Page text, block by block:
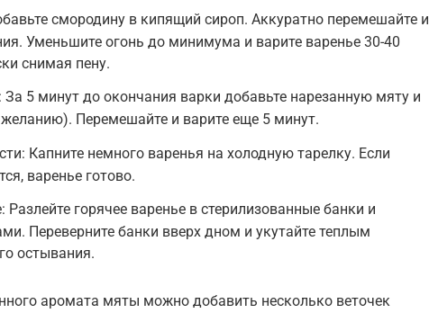
смородину в кипящий сироп. Аккуратно перемешайте и
Уменьшите огонь до минимума и варите варенье 30-40
снимая пену.
5 минут до окончания варки добавьте нарезанную мяту и
Перемешайте и варите еще 5 минут.
Капните немного варенья на холодную тарелку. Если
варенье готово.
Разлейте горячее варенье в стерилизованные банки и
Переверните банки вверх дном и укутайте теплым
остывания.
аромата мяты можно добавить несколько веточек